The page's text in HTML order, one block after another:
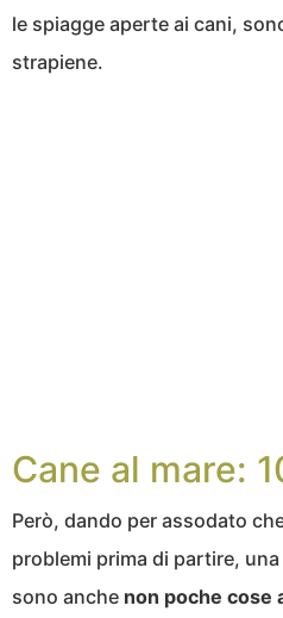
le spiagge aperte ai cani,
strapiene.
Cane al mare:
Però, dando per assodato
problemi prima di partire,
sono anche non poche cose